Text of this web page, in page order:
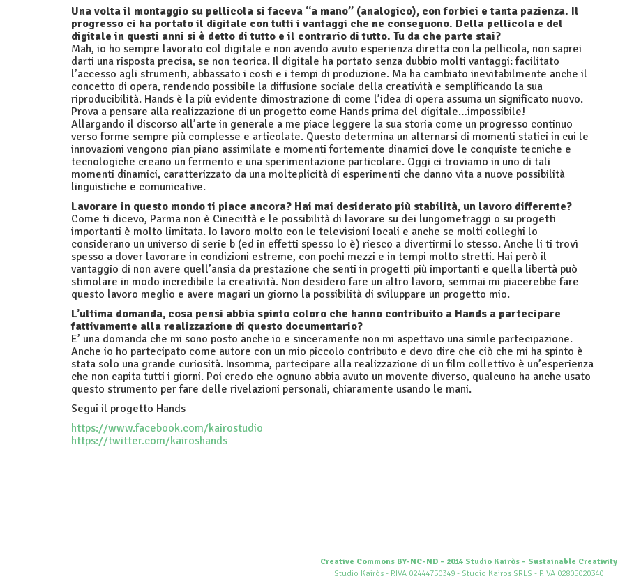
Una volta il montaggio su pellicola si faceva “a mano” (analogico), con forbici e tanta pazienza. Il
progresso ci ha portato il digitale con tutti i vantaggi che ne conseguono. Della pellicola e del
digitale in questi anni si è detto di tutto e il contrario di tutto. Tu da che parte stai?
Mah, io ho sempre lavorato col digitale e non avendo avuto esperienza diretta con la pellicola, non saprei
darti una risposta precisa, se non teorica. Il digitale ha portato senza dubbio molti vantaggi: facilitato
l’accesso agli strumenti, abbassato i costi e i tempi di produzione. Ma ha cambiato inevitabilmente anche il
concetto di opera, rendendo possibile la diffusione sociale della creatività e semplificando la sua
riproducibilità. Hands è la più evidente dimostrazione di come l’idea di opera assuma un significato nuovo.
Prova a pensare alla realizzazione di un progetto come Hands prima del digitale…impossibile!
Allargando il discorso all’arte in generale a me piace leggere la sua storia come un progresso continuo
verso forme sempre più complesse e articolate. Questo determina un alternarsi di momenti statici in cui le
innovazioni vengono pian piano assimilate e momenti fortemente dinamici dove le conquiste tecniche e
tecnologiche creano un fermento e una sperimentazione particolare. Oggi ci troviamo in uno di tali
momenti dinamici, caratterizzato da una molteplicità di esperimenti che danno vita a nuove possibilità
linguistiche e comunicative.
Lavorare in questo mondo ti piace ancora? Hai mai desiderato più stabilità, un lavoro differente?
Come ti dicevo, Parma non è Cinecittà e le possibilità di lavorare su dei lungometraggi o su progetti
importanti è molto limitata. Io lavoro molto con le televisioni locali e anche se molti colleghi lo
considerano un universo di serie b (ed in effetti spesso lo è) riesco a divertirmi lo stesso. Anche li ti trovi
spesso a dover lavorare in condizioni estreme, con pochi mezzi e in tempi molto stretti. Hai però il
vantaggio di non avere quell’ansia da prestazione che senti in progetti più importanti e quella libertà può
stimolare in modo incredibile la creatività. Non desidero fare un altro lavoro, semmai mi piacerebbe fare
questo lavoro meglio e avere magari un giorno la possibilità di sviluppare un progetto mio.
L’ultima domanda, cosa pensi abbia spinto coloro che hanno contribuito a Hands a partecipare
fattivamente alla realizzazione di questo documentario?
E’ una domanda che mi sono posto anche io e sinceramente non mi aspettavo una simile partecipazione.
Anche io ho partecipato come autore con un mio piccolo contributo e devo dire che ciò che mi ha spinto è
stata solo una grande curiosità. Insomma, partecipare alla realizzazione di un film collettivo è un’esperienza
che non capita tutti i giorni. Poi credo che ognuno abbia avuto un movente diverso, qualcuno ha anche usato
questo strumento per fare delle rivelazioni personali, chiaramente usando le mani.
Segui il progetto Hands
https://www.facebook.com/kairostudio
https://twitter.com/kairoshands
Creative Commons BY-NC-ND - 2014 Studio Kairòs - Sustainable Creativity
Studio Kairòs - P.IVA 02444750349 - Studio Kairos SRLS - P.IVA 02805020340